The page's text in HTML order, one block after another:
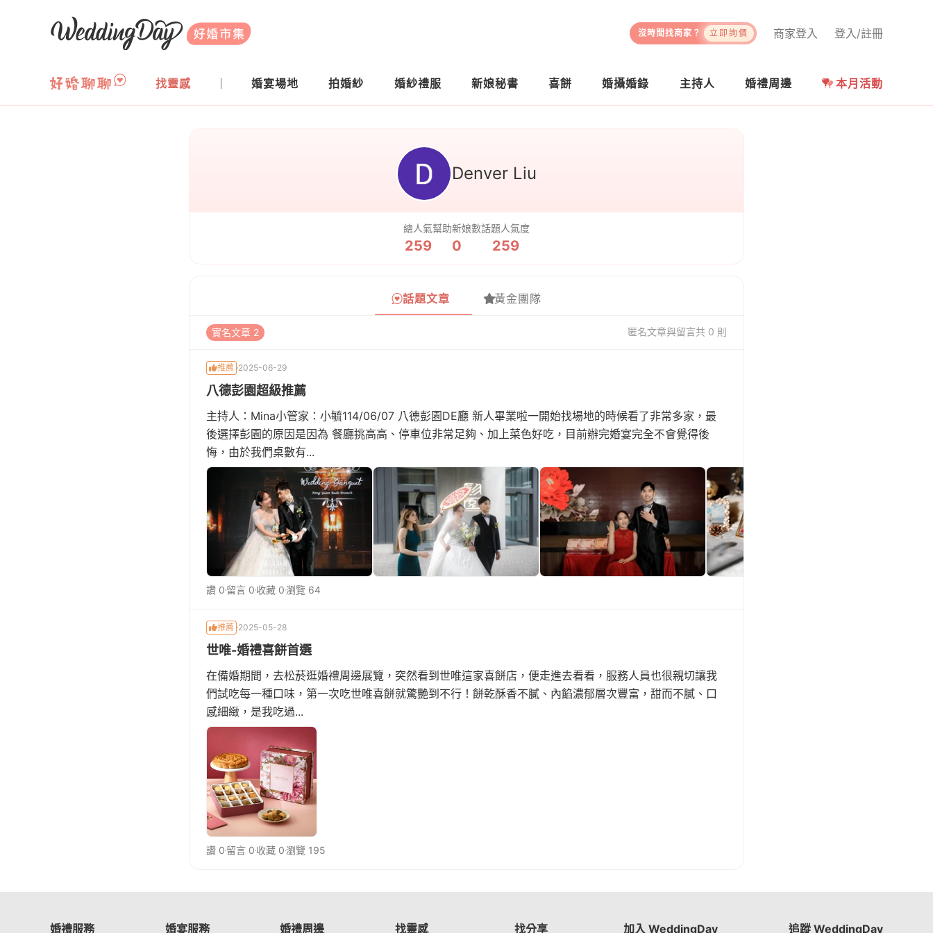
WeddingDay 好婚市集
登入/註冊
商家登入
沒時間找商家？ 立即詢價
找靈感 婚宴場地 拍婚紗 婚紗禮服 新娘秘書 喜餅 婚攝婚錄 主持人 婚禮周邊 本月活動
Denver Liu
總人氣
259
幫助新娘數
0
話題人氣度
259
話題文章 黃金團隊
實名文章 2 匿名文章與留言共 0 則
推薦 2025-06-29
八德彭園超級推薦
主持人：Mina小管家：小毓114/06/07 八德彭園DE廳 新人畢業啦一開始找場地的時候看了非常多家，最
後選擇彭園的原因是因為 餐廳挑高高、停車位非常足夠、加上菜色好吃，目前辦完婚宴完全不會覺得後
悔，由於我們桌數有...
讚 0 留言 0 收藏 0瀏覽 64
推薦 2025-05-28
世唯-婚禮喜餅首選
在備婚期間，去松菸逛婚禮周邊展覽，突然看到世唯這家喜餅店，便走進去看看，服務人員也很親切讓我
們試吃每一種口味，第一次吃世唯喜餅就驚艷到不行！餅乾酥香不膩、內餡濃郁層次豐富，甜而不膩、口
感細緻，是我吃過...
讚 0 留言 0 收藏 0瀏覽 195
婚禮服務 婚宴服務 婚禮周邊 找靈感 找分享 加入 WeddingDay 追蹤 WeddingDay